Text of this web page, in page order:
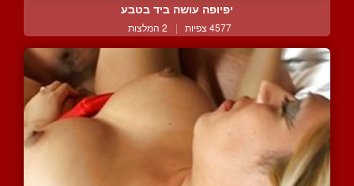
יפיופה עושה ביד בטבע
4577 צפיות | 2 המלצות